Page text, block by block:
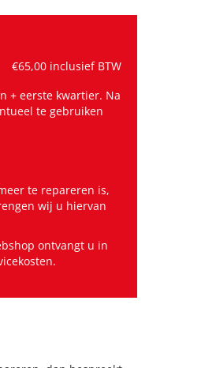
€65,00 inclusief BTW
+ eerste kwartier. Na
te gebruiken
te repareren is,
wij u hiervan
ontvangt u in